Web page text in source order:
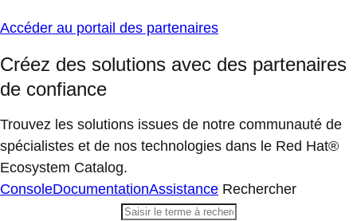
Accéder au portail des partenaires
Créez des solutions avec des partenaires
de confiance
Trouvez les solutions issues de notre communauté de
spécialistes et de nos technologies dans le Red Hat®
Ecosystem Catalog.
ConsoleDocumentationAssistance Rechercher